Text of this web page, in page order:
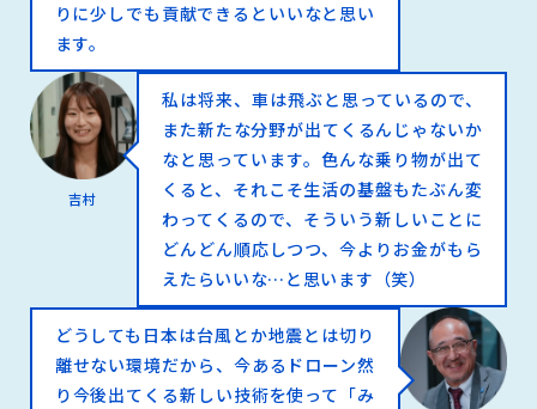
りに少しでも貢献できるといいなと思い
ます。
吉村
私は将来、車は飛ぶと思っているので、
また新たな分野が出てくるんじゃないか
なと思っています。色んな乗り物が出て
くると、それこそ生活の基盤もたぶん変
わってくるので、そういう新しいことに
どんどん順応しつつ、今よりお金がもら
えたらいいな…と思います（笑）
どうしても日本は台風とか地震とは切り
離せない環境だから、今あるドローン然
り今後出てくる新しい技術を使って「み